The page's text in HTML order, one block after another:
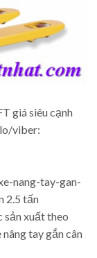
giá siêu cạnh
viber:
nang-tay-gan-
2.5 tấn
xuất theo
tay gắn cân